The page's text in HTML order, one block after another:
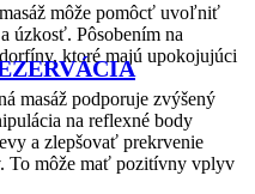
môže pomôcť uvoľniť
úzkosť. Pôsobením na
ktoré majú upokojujúci
masáž podporuje zvýšený
na reflexné body
a zlepšovať prekrvenie
To môže mať pozitívny vplyv